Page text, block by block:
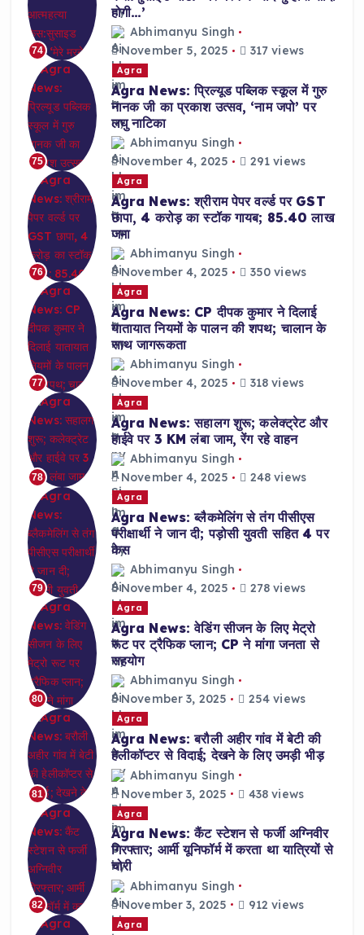
74
होगी…’
Abhimanyu Singh
November 5, 2025
317 views
75
Agra
Agra News: प्रिल्यूड पब्लिक स्कूल में गुरु
नानक जी का प्रकाश उत्सव, ‘नाम जपो’ पर
लघु नाटिका
Abhimanyu Singh
November 4, 2025
291 views
76
Agra
Agra News: श्रीराम पेपर वर्ल्ड पर GST
छापा, 4 करोड़ का स्टॉक गायब; 85.40 लाख
जमा
Abhimanyu Singh
November 4, 2025
350 views
77
Agra
Agra News: CP दीपक कुमार ने दिलाई
यातायात नियमों के पालन की शपथ; चालान के
साथ जागरूकता
Abhimanyu Singh
November 4, 2025
318 views
78
Agra
Agra News: सहालग शुरू; कलेक्ट्रेट और
हाईवे पर 3 KM लंबा जाम, रेंग रहे वाहन
Abhimanyu Singh
November 4, 2025
248 views
79
Agra
Agra News: ब्लैकमेलिंग से तंग पीसीएस
परीक्षार्थी ने जान दी; पड़ोसी युवती सहित 4 पर
केस
Abhimanyu Singh
November 4, 2025
278 views
80
Agra
Agra News: वेडिंग सीजन के लिए मेट्रो
रूट पर ट्रैफिक प्लान; CP ने मांगा जनता से
सहयोग
Abhimanyu Singh
November 3, 2025
254 views
81
Agra
Agra News: बरौली अहीर गांव में बेटी की
हेलीकॉप्टर से विदाई; देखने के लिए उमड़ी भीड़
Abhimanyu Singh
November 3, 2025
438 views
82
Agra
Agra News: कैंट स्टेशन से फर्जी अग्निवीर
गिरफ्तार; आर्मी यूनिफॉर्म में करता था यात्रियों से
चोरी
Abhimanyu Singh
November 3, 2025
912 views
Agra